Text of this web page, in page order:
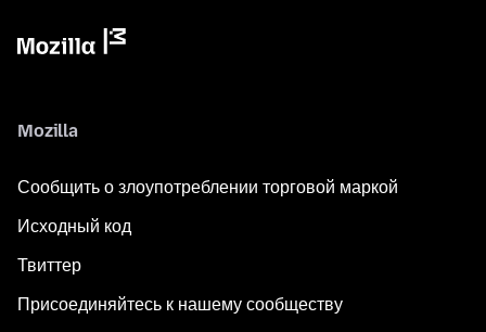
Mozilla
Сообщить о злоупотреблении торговой маркой
Исходный код
Твиттер
Присоединяйтесь к нашему сообществу